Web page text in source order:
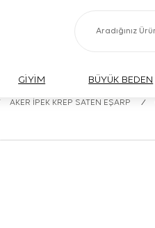
GİYİM BÜYÜK BEDEN
AKER İPEK KREP SATEN EŞARP /